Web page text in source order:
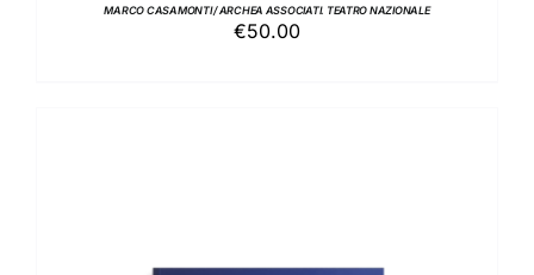
MARCO CASAMONTI / ARCHEA ASSOCIATI. TEATRO NAZIONALE
€50.00